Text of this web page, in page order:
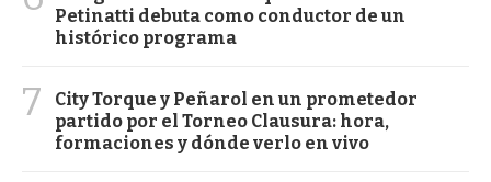
Petinatti debuta como conductor de un
histórico programa
7
City Torque y Peñarol en un prometedor
partido por el Torneo Clausura: hora,
formaciones y dónde verlo en vivo